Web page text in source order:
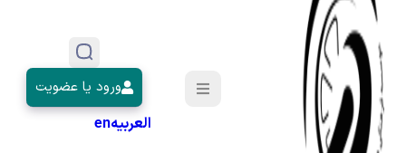
العربیهen
ورود یا عضویت